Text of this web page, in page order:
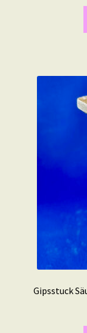
Gipsstuck